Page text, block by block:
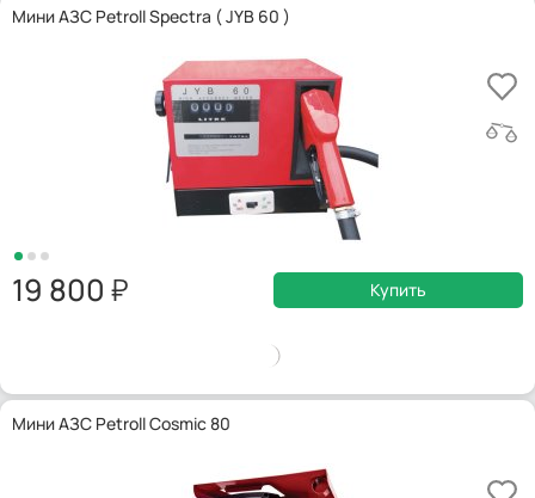
Мини АЗС Petroll Spectra ( JYB 60 )
19 800 Купить
Мини АЗС Petroll Cosmic 80